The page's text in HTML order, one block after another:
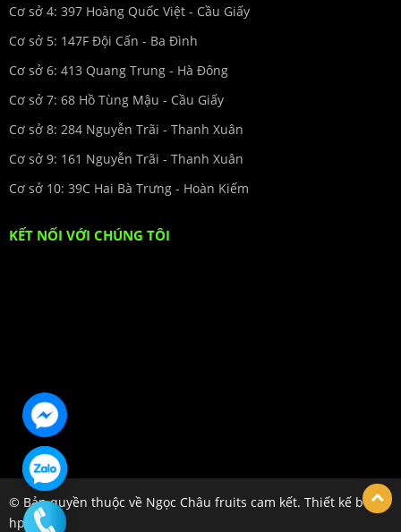
Cơ sở 4: 397 Hoàng Quốc Việt - Cầu Giấy
Cơ sở 5: 147F Đội Cấn - Ba Đình
Cơ sở 6: 413 Quang Trung - Hà Đông
Cơ sở 7: 68 Hồ Tùng Mậu - Cầu Giấy
Cơ sở 8: 284 Nguyễn Trãi - Thanh Xuân
Cơ sở 9: 161 Nguyễn Trãi - Thanh Xuân
Cơ sở 10: 39C Hai Bà Trưng - Hoàn Kiếm
KẾT NỐI VỚI CHÚNG TÔI
© Bản quyền thuộc về Ngọc Châu fruits cam kết. Thiết kế bởi
hpsoft.vn